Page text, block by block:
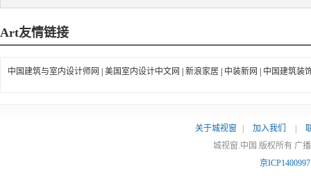
Art友情链接
中国建筑与室内设计师网 美国室内设计中文网 新浪家居 中装新网 中国建筑装
关于城视窗 加入我们
城视窗.中国 版权所有 广
京